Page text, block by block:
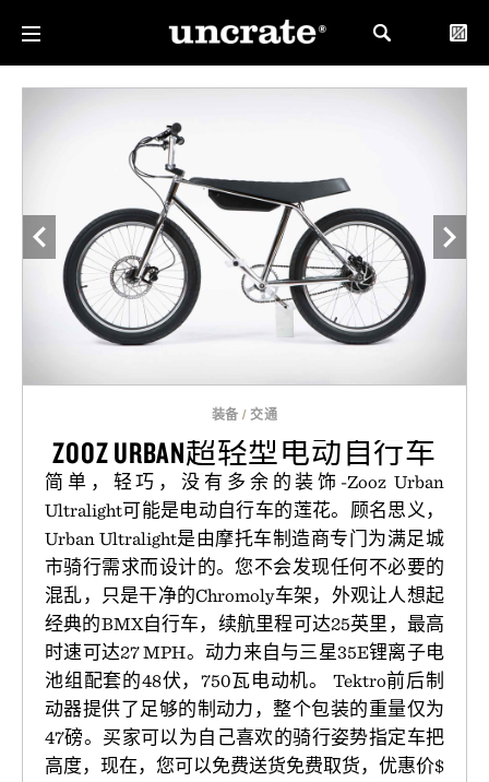
装备 / 交通
ZOOZ URBAN超轻型电动自行车
简单，轻巧，没有多余的装饰-Zooz Urban
Ultralight可能是电动自行车的莲花。顾名思义，
Urban Ultralight是由摩托车制造商专门为满足城
市骑行需求而设计的。您不会发现任何不必要的
混乱，只是干净的Chromoly车架，外观让人想起
经典的BMX自行车，续航里程可达25英里，最高
时速可达27 MPH。动力来自与三星35E锂离子电
池组配套的48伏，750瓦电动机。 Tektro前后制
动器提供了足够的制动力，整个包装的重量仅为
47磅。买家可以为自己喜欢的骑行姿势指定车把
高度，现在，您可以免费送货免费取货，优惠价$